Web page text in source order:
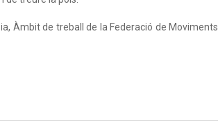
Àmbit de treball de la Federació de Moviments